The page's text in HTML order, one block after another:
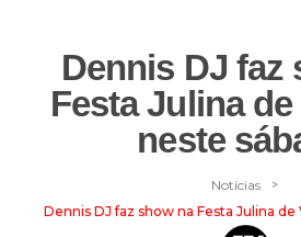
Dennis DJ faz
Festa Julina
neste
Notícias >
Dennis DJ faz show na Festa Julina de